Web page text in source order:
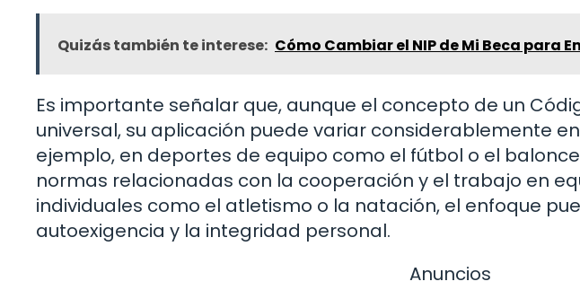
Quizás también te interese: Cómo Cambiar el NIP de Mi Beca para
Es importante señalar que, aunque el concepto de un
universal, su aplicación puede variar considerablemente
ejemplo, en deportes de equipo como el fútbol o el
normas relacionadas con la cooperación y el trabajo en
individuales como el atletismo o la natación, el enfoque
autoexigencia y la integridad personal.
Anuncios